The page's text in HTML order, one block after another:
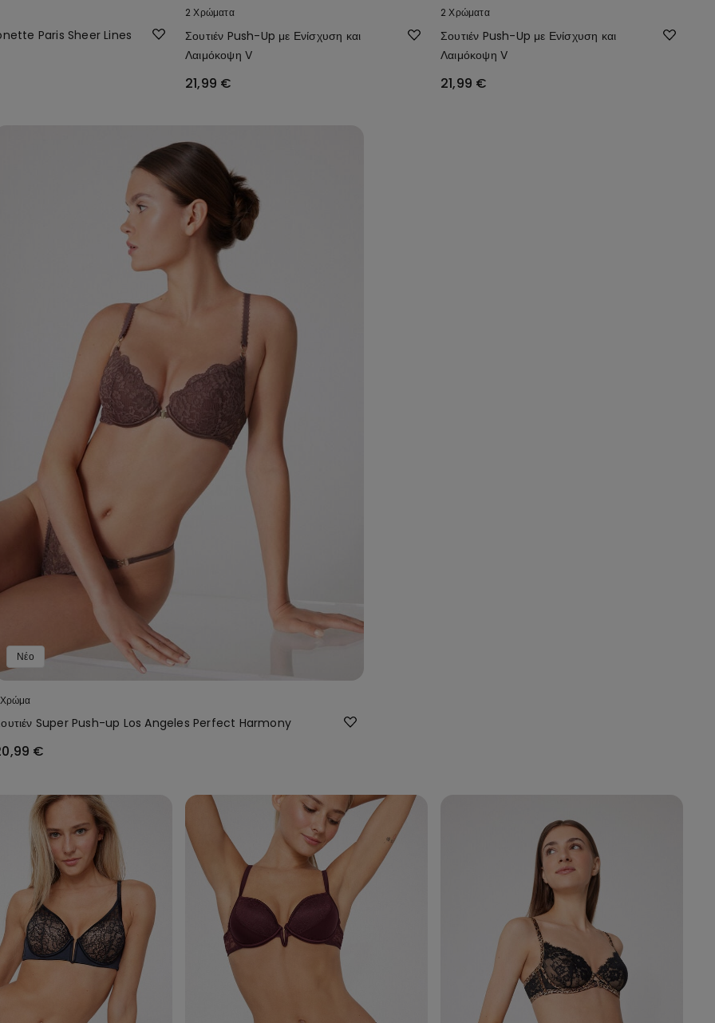
Paris Sheer Lines
2 Χρώματα
Σουτιέν Push-Up με Ενίσχυση και
Λαιμόκοψη V
21,99 €
2 Χρώματα
Σουτιέν Push-Up με Ενίσχυση και
Λαιμόκοψη V
21,99 €
Νέο
Χρώμα
Super Push-up Los Angeles Perfect Harmony
€